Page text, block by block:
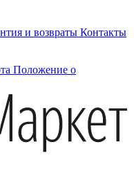
и возвраты Контакты
Положение о